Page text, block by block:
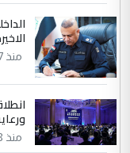
الموضوع :
مضجعيك يابن
سردار
التعليق :
جنسية الرافد
منذ 7 ساعة
منذ 8 ساعة